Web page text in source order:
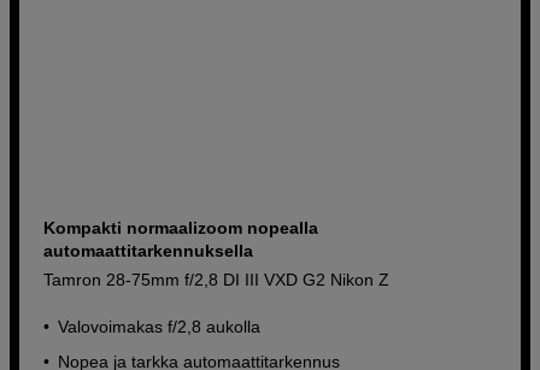
Kompakti normaalizoom nopealla
automaattitarkennuksella
Tamron 28-75mm f/2,8 DI III VXD G2 Nikon Z
Valovoimakas f/2,8 aukolla
Nopea ja tarkka automaattitarkennus